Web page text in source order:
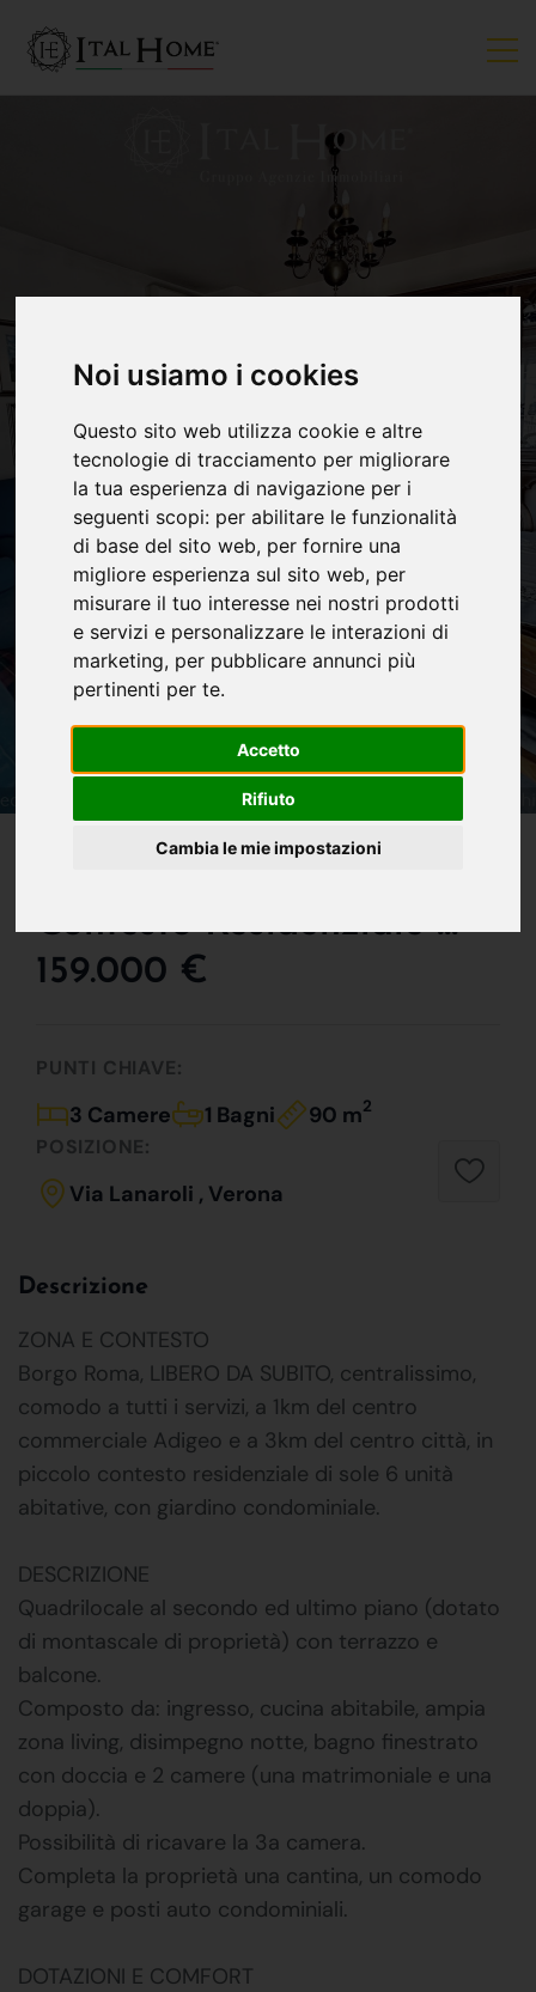
Noi usiamo i cookies
Questo sito web utilizza cookie e altre
tecnologie di tracciamento per migliorare
la tua esperienza di navigazione per i
seguenti scopi: per abilitare le funzionalità
di base del sito web, per fornire una
migliore esperienza sul sito web, per
misurare il tuo interesse nei nostri prodotti
e servizi e personalizzare le interazioni di
marketing, per pubblicare annunci più
pertinenti per te.
Accetto
Rifiuto
Cambia le mie impostazioni
VENDUTO
Contesto Residenziale !!!
159.000 €
PUNTI CHIAVE:
3 Camere 1 Bagni 90 m2
POSIZIONE:
Via Lanaroli , Verona
Descrizione
ZONA E CONTESTO
Borgo Roma, LIBERO DA SUBITO, centralissimo,
comodo a tutti i servizi, a 1km del centro
commerciale Adigeo e a 3km del centro città, in
piccolo contesto residenziale di sole 6 unità
abitative, con giardino condominiale.
DESCRIZIONE
Quadrilocale al secondo ed ultimo piano (dotato
di montascale di proprietà) con terrazzo e
balcone.
Composto da: ingresso, cucina abitabile, ampia
zona living, disimpegno notte, bagno finestrato
con doccia e 2 camere (una matrimoniale e una
doppia).
Possibilità di ricavare la 3a camera.
Completa la proprietà una cantina, un comodo
garage e posti auto condominiali.
DOTAZIONI E COMFORT